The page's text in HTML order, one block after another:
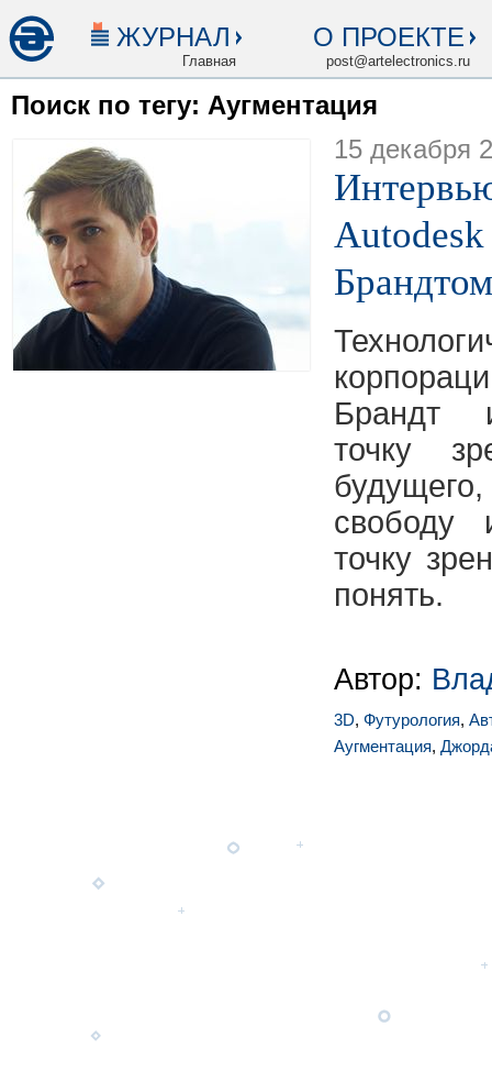
ЖУРНАЛ
Главная
О ПРОЕКТЕ
post@artelectronics.ru
Поиск по тегу: Аугментация
15 декабря
Брандтом
Брандт
точку
точку
понять.
Автор:
3D, Футурология,
Аугментация,